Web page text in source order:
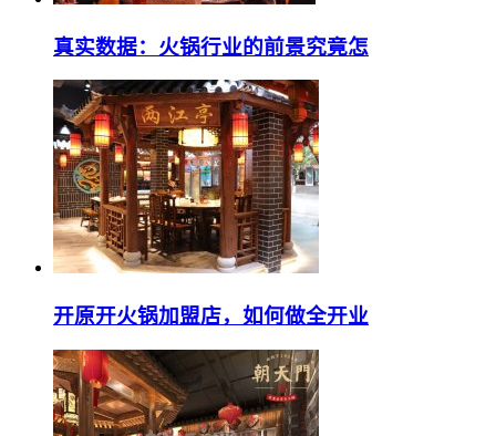
真实数据：火锅行业的前景究竟怎
开原开火锅加盟店，如何做全开业